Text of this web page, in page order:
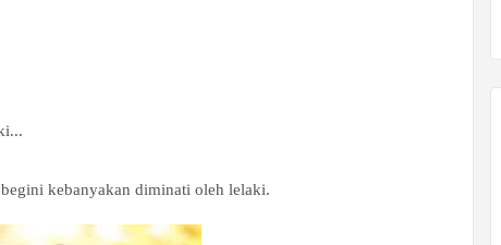
kebanyakan diminati oleh lelaki.